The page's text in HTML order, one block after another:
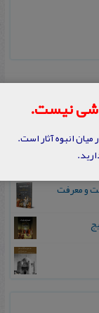
و معرفت
نیست.
انبوه آثار است.